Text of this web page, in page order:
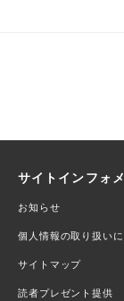
サイトインフォ
お知らせ
個人情報の取り扱い
サイトマップ
読者プレゼント提供